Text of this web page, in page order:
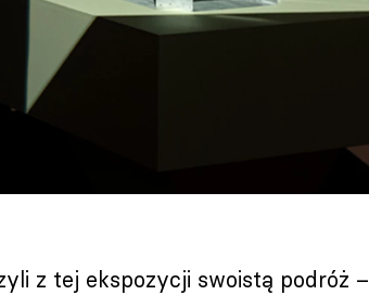
z tej ekspozycji swoistą podróż –